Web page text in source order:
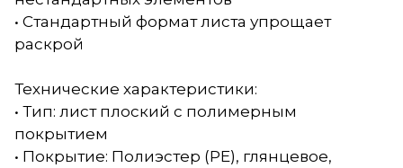
• Стандартный формат листа упрощает
раскрой
Технические характеристики:
• Тип: лист плоский с полимерным
покрытием
• Покрытие: Полиэстер (PE), глянцевое,